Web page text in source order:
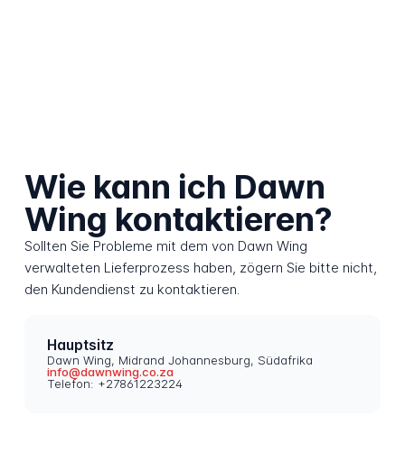
Wie kann ich Dawn
Wing kontaktieren?
Sollten Sie Probleme mit dem von Dawn Wing
verwalteten Lieferprozess haben, zögern Sie bitte nicht,
den Kundendienst zu kontaktieren.
Hauptsitz
Dawn Wing, Midrand Johannesburg, Südafrika
info@dawnwing.co.za
Telefon: +27861223224